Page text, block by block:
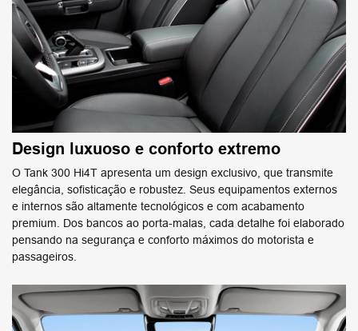
Design luxuoso e conforto extremo
O Tank 300 Hi4T apresenta um design exclusivo, que transmite
elegância, sofisticação e robustez. Seus equipamentos externos
e internos são altamente tecnológicos e com acabamento
premium. Dos bancos ao porta-malas, cada detalhe foi elaborado
pensando na segurança e conforto máximos do motorista e
passageiros.